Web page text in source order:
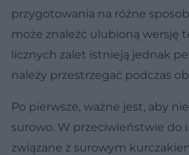
przygotowania na różne
może znaleźć ulubioną wersję
licznych zalet istnieją jednak
należy przestrzegać podczas
Po pierwsze, ważne jest, aby
surowo. W przeciwieństwie do
związane z surowym